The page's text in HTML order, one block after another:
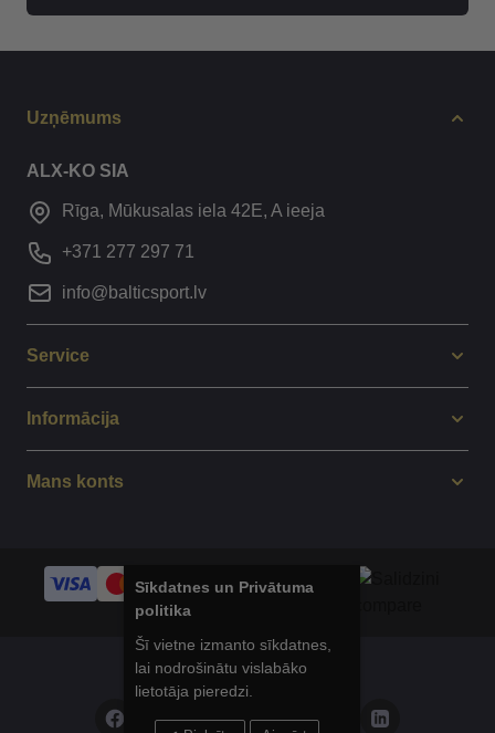
Uzņēmums
ALX-KO SIA
Rīga, Mūkusalas iela 42E, A ieeja
+371 277 297 71
info@balticsport.lv
Service
Informācija
Mans konts
© 2014 - 2025 Balticsport.lv
Sīkdatnes un Privātuma
politika
Šī vietne izmanto sīkdatnes,
lai nodrošinātu vislabāko
lietotāja pieredzi.